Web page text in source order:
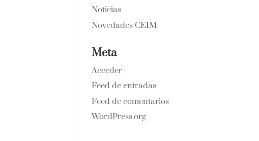
Noticias
Novedades CEIM
Meta
Acceder
Feed de entradas
Feed de comentarios
WordPress.org